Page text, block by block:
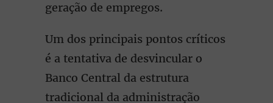
geração de empregos.
Um dos principais pontos críticos
é a tentativa de desvincular o
Banco Central da estrutura
tradicional da administração